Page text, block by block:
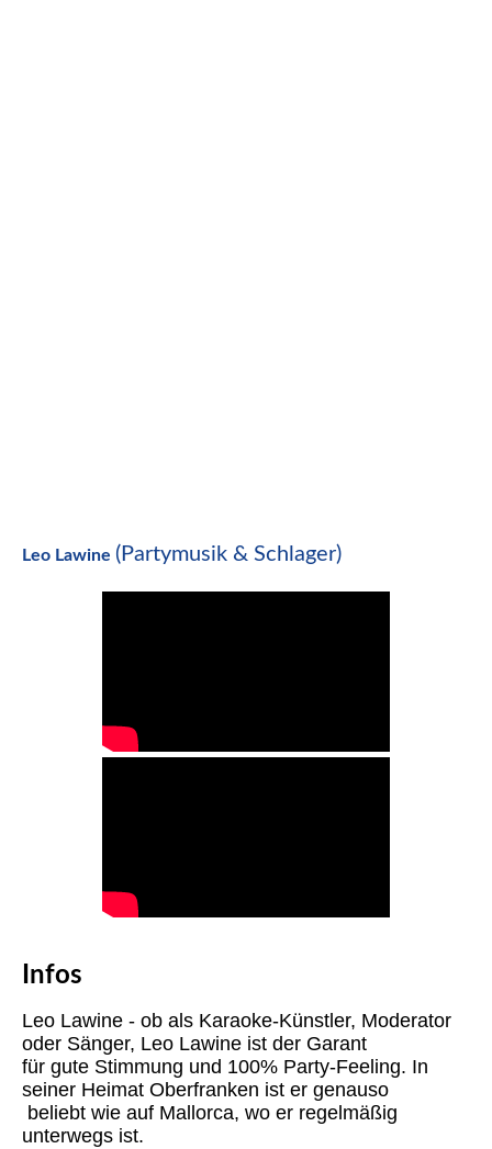
Leo Lawine (Partymusik & Schlager)
Infos
Leo Lawine - ob als Karaoke-Künstler, Moderator
oder Sänger, Leo Lawine ist der Garant
für gute Stimmung und 100% Party-Feeling. In
seiner Heimat Oberfranken ist er genauso
beliebt wie auf Mallorca, wo er regelmäßig
unterwegs ist.